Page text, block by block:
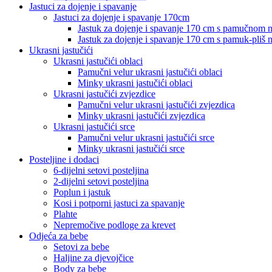
Jastuci za dojenje i spavanje
Jastuci za dojenje i spavanje 170cm
Jastuk za dojenje i spavanje 170 cm s pamučnom
Jastuk za dojenje i spavanje 170 cm s pamuk-pliš
Ukrasni jastučići
Ukrasni jastučići oblaci
Pamučni velur ukrasni jastučići oblaci
Minky ukrasni jastučići oblaci
Ukrasni jastučići zvjezdice
Pamučni velur ukrasni jastučići zvjezdica
Minky ukrasni jastučići zvjezdica
Ukrasni jastučići srce
Pamučni velur ukrasni jastučići srce
Minky ukrasni jastučići srce
Posteljine i dodaci
6-dijelni setovi posteljina
2-dijelni setovi posteljina
Poplun i jastuk
Kosi i potporni jastuci za spavanje
Plahte
Nepremočive podloge za krevet
Odjeća za bebe
Setovi za bebe
Haljine za djevojčice
Body za bebe